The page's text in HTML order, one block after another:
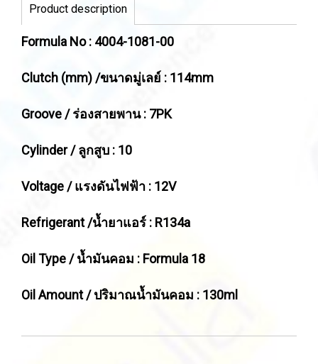
Product description
Formula No : 4004-1081-00
Clutch (mm) /ขนาดมู่เลย์ : 114mm
Groove / ร่องสายพาน : 7PK
Cylinder / ลูกสูบ : 10
Voltage / แรงดันไฟฟ้า : 12V
Refrigerant /น้ำยาแอร์ : R134a
Oil Type / น้ำมันคอม : Formula 18
Oil Amount / ปริมาณน้ำมันคอม : 130ml